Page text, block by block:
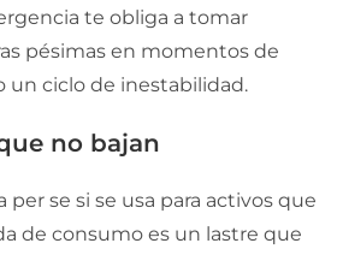
te obliga a tomar
pésimas en momentos de
un ciclo de inestabilidad.
no bajan
per se si se usa para activos que
de consumo es un lastre que